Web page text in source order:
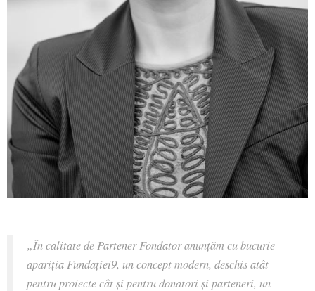
„În calitate de Partener Fondator anunțăm cu bucurie
apariția Fundației9, un concept modern, deschis atât
pentru proiecte cât și pentru donatori și parteneri, un